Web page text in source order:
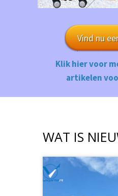
Vind nu
Klik hier voor
artikelen
WAT IS